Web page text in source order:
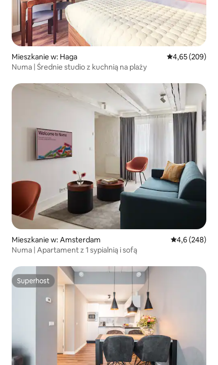
Mieszkanie w: Haga Średnia
4,65 (209)
Numa | Średnie studio z kuchnią na plaży
Mieszkanie w: Amsterdam Średnia
4,6 (248)
Numa | Apartament z 1 sypialnią i sofą
Superhost
Superhost